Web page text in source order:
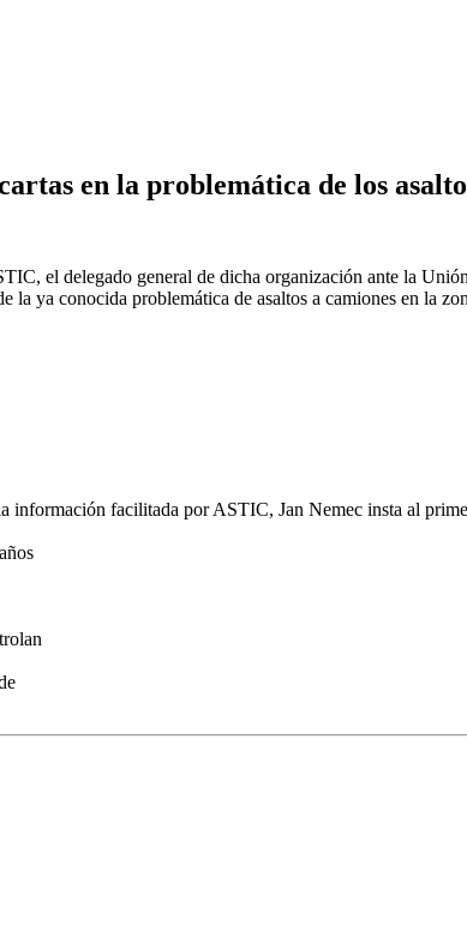
en la problemática de los
el delegado general de dicha organización ante la
ya conocida problemática de asaltos a camiones en la
información facilitada por ASTIC, Jan Nemec insta al